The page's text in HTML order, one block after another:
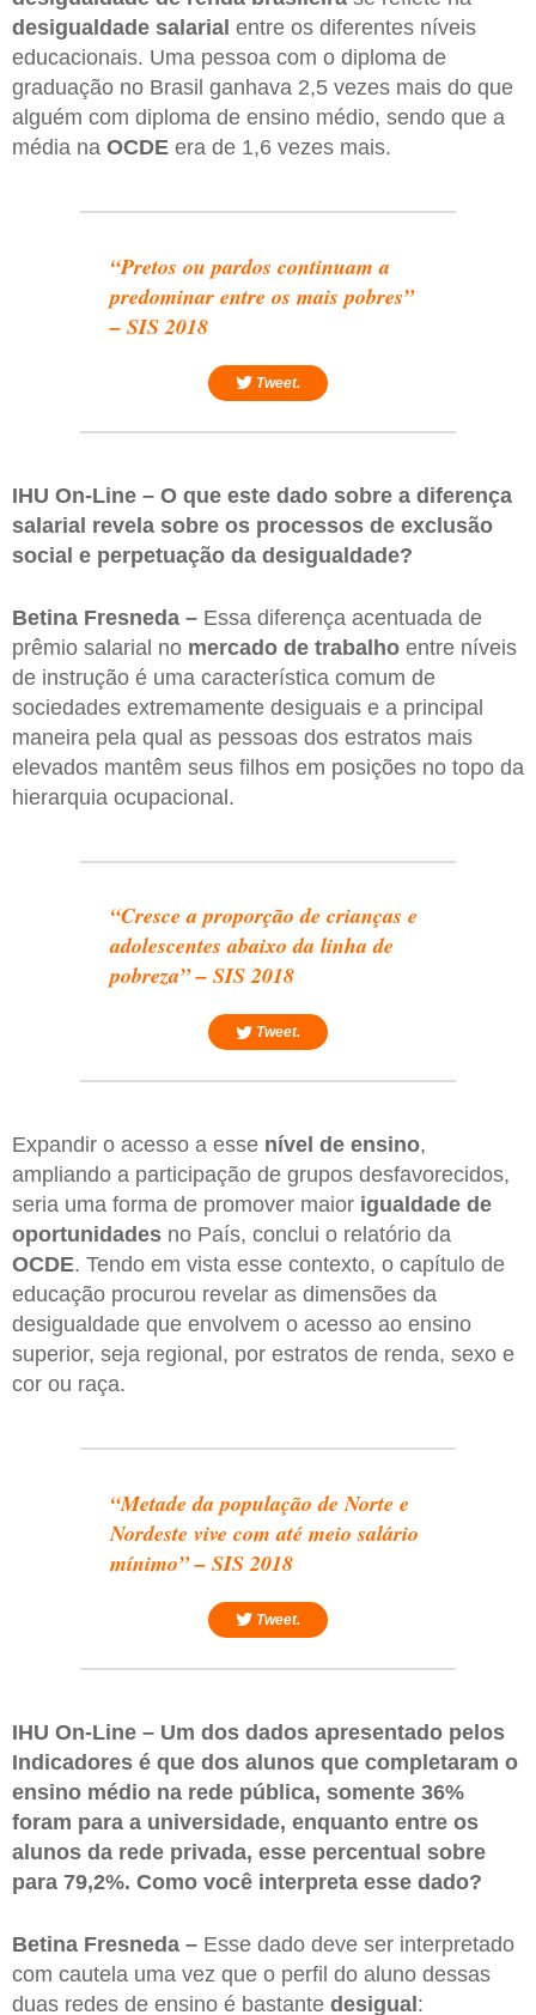
desigualdade salarial entre os diferentes níveis
educacionais. Uma pessoa com o diploma de
graduação no Brasil ganhava 2,5 vezes mais do que
alguém com diploma de ensino médio, sendo que a
média na OCDE era de 1,6 vezes mais.
“Pretos ou pardos continuam a
predominar entre os mais pobres”
– SIS 2018
Tweet.
IHU On-Line – O que este dado sobre a diferença
salarial revela sobre os processos de exclusão
social e perpetuação da desigualdade?
Betina Fresneda – Essa diferença acentuada de
prêmio salarial no mercado de trabalho entre níveis
de instrução é uma característica comum de
sociedades extremamente desiguais e a principal
maneira pela qual as pessoas dos estratos mais
elevados mantêm seus filhos em posições no topo da
hierarquia ocupacional.
“Cresce a proporção de crianças e
adolescentes abaixo da linha de
pobreza” – SIS 2018
Tweet.
Expandir o acesso a esse nível de ensino,
ampliando a participação de grupos desfavorecidos,
seria uma forma de promover maior igualdade de
oportunidades no País, conclui o relatório da
OCDE. Tendo em vista esse contexto, o capítulo de
educação procurou revelar as dimensões da
desigualdade que envolvem o acesso ao ensino
superior, seja regional, por estratos de renda, sexo e
cor ou raça.
“Metade da população de Norte e
Nordeste vive com até meio salário
mínimo” – SIS 2018
Tweet.
IHU On-Line – Um dos dados apresentado pelos
Indicadores é que dos alunos que completaram o
ensino médio na rede pública, somente 36%
foram para a universidade, enquanto entre os
alunos da rede privada, esse percentual sobre
para 79,2%. Como você interpreta esse dado?
Betina Fresneda – Esse dado deve ser interpretado
com cautela uma vez que o perfil do aluno dessas
duas redes de ensino é bastante desigual: